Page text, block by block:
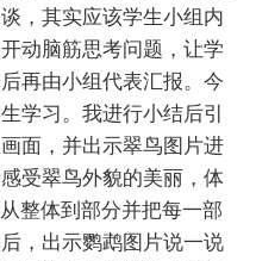
，其实应该学生小组内
动脑筋思考问题，让学
再由小组代表汇报。今
学习。我进行小结后引
面，并出示翠鸟图片进
受翠鸟外貌的美丽，体
整体到部分并把每一部
，出示鹦鹉图片说一说